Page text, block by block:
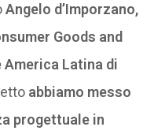
Angelo d’Imporzano,
Goods and
America Latina di
abbiamo messo
progettuale in